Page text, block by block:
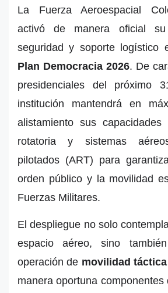
La Fuerza Aeroespacial
activó de manera oficial
seguridad y soporte logístico
Plan Democracia 2026. De
presidenciales del próximo
institución mantendrá en
alistamiento sus
rotatoria y sistemas
pilotados (ART) para
orden público y la movilidad
Fuerzas Militares.
El despliegue no solo
espacio aéreo, sino
operación de movilidad táctica
manera oportuna componentes